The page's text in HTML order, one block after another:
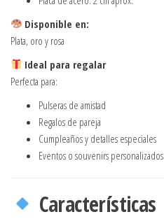
Disponible en:
Plata, oro y rosa
Ideal para regalar
Perfecta para:
Pulseras de amistad
Regalos de pareja
Cumpleaños y detalles especiales
Eventos o souvenirs personalizados
Características